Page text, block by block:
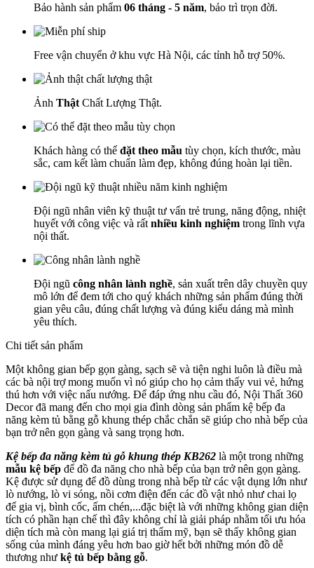
Bảo hành sản phẩm 06 tháng - 5 năm, bảo trì trọn đời.
Free vận chuyển ở khu vực Hà Nội, các tỉnh hỗ trợ 50%.
Ảnh Thật Chất Lượng Thật.
Khách hàng có thể đặt theo mẫu tùy chọn, kích thước, màu
sắc, cam kết làm chuẩn làm đẹp, không đúng hoàn lại tiền.
Đội ngũ nhân viên kỹ thuật tư vấn trẻ trung, năng động, nhiệt
huyết với công việc và rất nhiều kinh nghiệm trong lĩnh vựa
nội thất.
Đội ngũ công nhân lành nghề, sản xuất trên dây chuyền quy
mô lớn để đem tới cho quý khách những sản phẩm đúng thời
gian yêu câu, đúng chất lượng và đúng kiểu dáng mà mình
yêu thích.
Chi tiết sản phẩm
Một không gian bếp gọn gàng, sạch sẽ và tiện nghi luôn là điều mà
các bà nội trợ mong muốn vì nó giúp cho họ cảm thấy vui vẻ, hứng
thú hơn với việc nấu nướng. Để đáp ứng nhu cầu đó, Nội Thất 360
Decor đã mang đến cho mọi gia đình dòng sản phẩm kệ bếp đa
năng kèm tủ bằng gỗ khung thép chắc chắn sẽ giúp cho nhà bếp của
bạn trở nên gọn gàng và sang trọng hơn.
Kệ bếp đa năng kèm tủ gỗ khung thép KB262 là một trong những
mẫu kệ bếp để đồ đa năng cho nhà bếp của bạn trở nên gọn gàng.
Kệ được sử dụng để đồ dùng trong nhà bếp từ các vật dụng lớn như
lò nướng, lò vi sóng, nồi cơm điện đến các đồ vật nhỏ như chai lọ
để gia vị, bình cốc, ấm chén,...đặc biệt là với những không gian diện
tích có phần hạn chế thì đây không chỉ là giải pháp nhằm tối ưu hóa
diện tích mà còn mang lại giá trị thẩm mỹ, bạn sẽ thấy không gian
sống của mình đáng yêu hơn bao giờ hết bởi những món đồ dễ
thương như kệ tủ bếp bằng gỗ.